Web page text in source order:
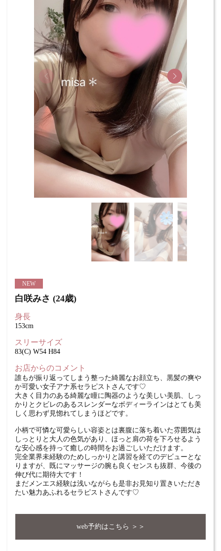
NEW
白咲みさ (24歳)
身長
153cm
スリーサイズ
83(C) W54 H84
お店からのコメント
誰もが振り返ってしまう整った綺麗なお顔立ち、黒髪の爽や
か可愛い女子アナ系セラピストさんです♡
大きく目力のある綺麗な瞳に陶器のような美しい美肌、しっ
かりとクビレのあるスレンダーなボディーラインはとても美
しく思わず見惚れてしまうほどです。
小柄で可憐な可愛らしい容姿とは裏腹に落ち着いた雰囲気は
しっとりと大人の色気があり、ほっと肩の荷を下ろせるよう
な安心感を持って癒しの時間をお過ごしいただけます。
完全業界未経験のためしっかりと講習を経てのデビューとな
りますが、既にマッサージの腕も良くセンスも抜群、今後の
伸び代に期待大です！
まだメンエス経験は浅いながらも是非お見知り置きいただき
たい魅力あふれるセラピストさんです♡
web予約はこちら ＞＞